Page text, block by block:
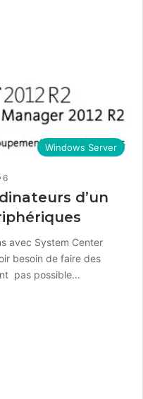
Windows Server
6
d’un
avec System Center
besoin de faire des
pas possible…